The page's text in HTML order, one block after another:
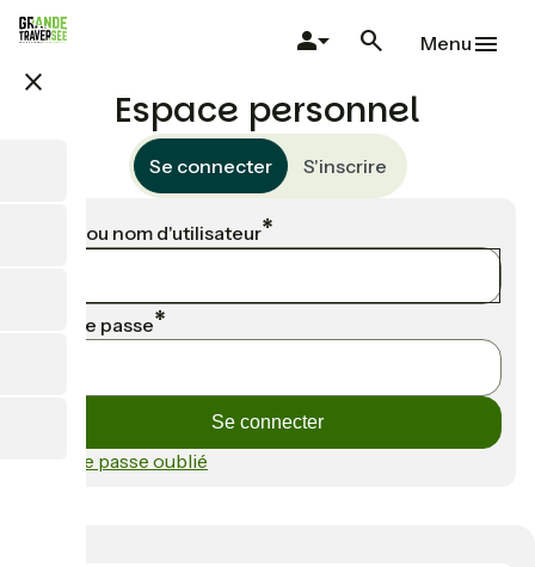
Aller
au
principal
close
Menu
Espace personnel
Se connecter S'inscrire
Email ou nom d'utilisateur
Mot de passe
Mot de passe oublié